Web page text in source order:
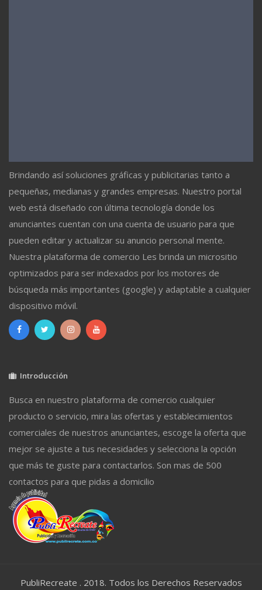
Brindando así soluciones gráficas y publicitarias tanto a
pequeñas, medianas y grandes empresas. Nuestro portal
web está diseñado con última tecnología donde los
anunciantes cuentan con una cuenta de usuario para que
pueden editar y actualizar su anuncio personal mente.
Nuestra plataforma de comercio Les brinda un micrositio
optimizados para ser indexados por los motores de
búsqueda más importantes (google) y adaptable a cualquier
dispositivo móvil.
Introducción
Busca en nuestro plataforma de comercio cualquier
producto o servicio, mira las ofertas y establecimientos
comerciales de nuestros anunciantes, escoge la oferta que
mejor se ajuste a tus necesidades y selecciona la opción
que más te guste para contactarlos. Son mas de 500
contactos para que pidas a domicilio
PubliRecreate . 2018. Todos los Derechos Reservados